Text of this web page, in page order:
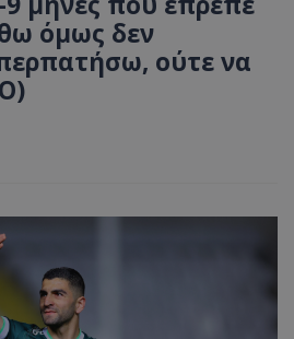
όμως δεν
ούτε να